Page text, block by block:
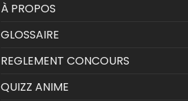
À PROPOS
GLOSSAIRE
REGLEMENT CONCOURS
QUIZZ ANIME